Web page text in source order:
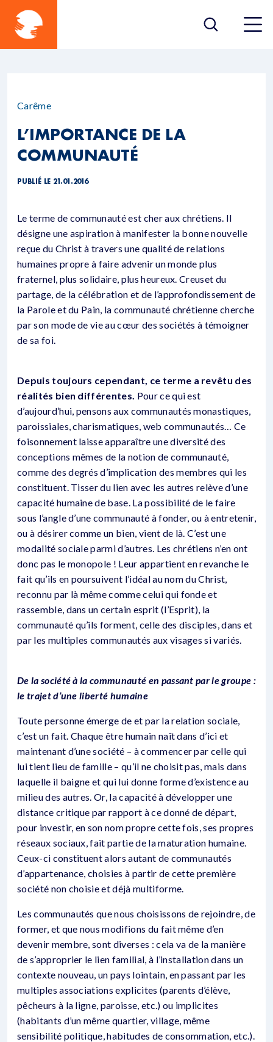
Carême
L’IMPORTANCE DE LA
COMMUNAUTÉ
PUBLIÉ LE 21.01.2016
Le terme de communauté est cher aux chrétiens. Il
désigne une aspiration à manifester la bonne nouvelle
reçue du Christ à travers une qualité de relations
humaines propre à faire advenir un monde plus
fraternel, plus solidaire, plus heureux. Creuset du
partage, de la célébration et de l’approfondissement de
la Parole et du Pain, la communauté chrétienne cherche
par son mode de vie au cœur des sociétés à témoigner
de sa foi.
Depuis toujours cependant, ce terme a revêtu des
réalités bien différentes. Pour ce qui est
d’aujourd’hui, pensons aux communautés monastiques,
paroissiales, charismatiques, web communautés… Ce
foisonnement laisse apparaître une diversité des
conceptions mêmes de la notion de communauté,
comme des degrés d’implication des membres qui les
constituent. Tisser du lien avec les autres relève d’une
capacité humaine de base. La possibilité de le faire
sous l’angle d’une communauté à fonder, ou à entretenir,
ou à désirer comme un bien, vient de là. C’est une
modalité sociale parmi d’autres. Les chrétiens n’en ont
donc pas le monopole ! Leur appartient en revanche le
fait qu’ils en poursuivent l’idéal au nom du Christ,
reconnu par là même comme celui qui fonde et
rassemble, dans un certain esprit (l’Esprit), la
communauté qu’ils forment, celle des disciples, dans et
par les multiples communautés aux visages si variés.
De la société à la communauté en passant par le groupe :
le trajet d’une liberté humaine
Toute personne émerge de et par la relation sociale,
c’est un fait. Chaque être humain naît dans d’ici et
maintenant d’une société – à commencer par celle qui
lui tient lieu de famille – qu’il ne choisit pas, mais dans
laquelle il baigne et qui lui donne forme d’existence au
milieu des autres. Or, la capacité à développer une
distance critique par rapport à ce donné de départ,
pour investir, en son nom propre cette fois, ses propres
réseaux sociaux, fait partie de la maturation humaine.
Ceux-ci constituent alors autant de communautés
d’appartenance, choisies à partir de cette première
société non choisie et déjà multiforme.
Les communautés que nous choisissons de rejoindre, de
former, et que nous modifions du fait même d’en
devenir membre, sont diverses : cela va de la manière
de s’approprier le lien familial, à l’installation dans un
contexte nouveau, un pays lointain, en passant par les
multiples associations explicites (parents d’élève,
pêcheurs à la ligne, paroisse, etc.) ou implicites
(habitants d’un même quartier, village, même
sensibilité politique, habitudes de consommation, etc.).